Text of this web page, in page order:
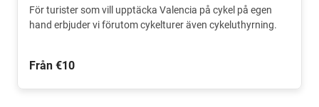
För turister som vill upptäcka Valencia på cykel på egen
hand erbjuder vi förutom cykelturer även cykeluthyrning.
Från €10